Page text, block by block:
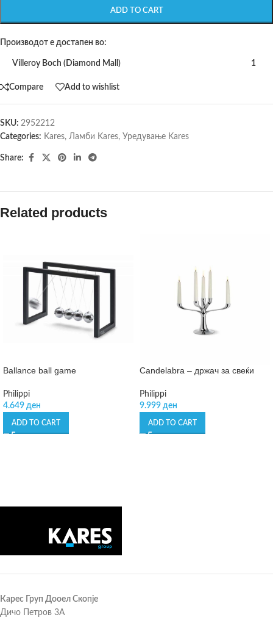
ADD TO CART
Производот е достапен во:
Villeroy Boch (Diamond Mall) 1
Compare Add to wishlist
SKU: 2952212
Categories: Kares, Ламби Kares, Уредување Kares
Share:
Related products
Ballance ball game
Philippi
4.649 ден
ADD TO CART
Candelabra – држач за свеќи
Philippi
9.999 ден
ADD TO CART
Карес Груп Дооел Скопје
Дичо Петров 3А